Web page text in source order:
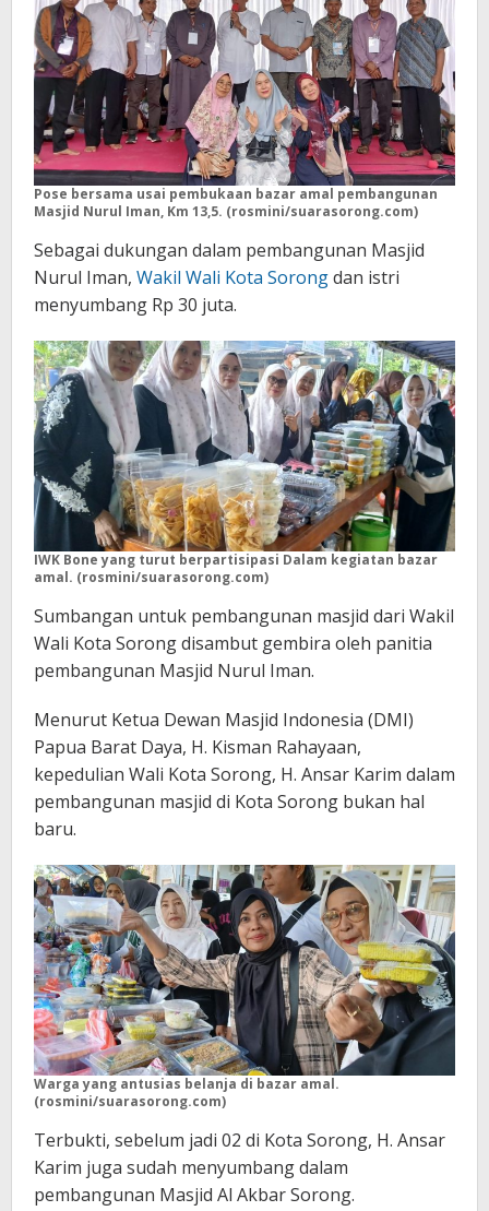
Pose bersama usai pembukaan bazar amal pembangunan
Masjid Nurul Iman, Km 13,5. (rosmini/suarasorong.com)
Sebagai dukungan dalam pembangunan Masjid
Nurul Iman, Wakil Wali Kota Sorongdan istri
menyumbang Rp 30 juta.
IWK Bone yang turut berpartisipasi Dalam kegiatan bazar
amal. (rosmini/suarasorong.com)
Sumbangan untuk pembangunan masjid dari Wakil
Wali Kota Sorong disambut gembira oleh panitia
pembangunan Masjid Nurul Iman.
Menurut Ketua Dewan Masjid Indonesia (DMI)
Papua Barat Daya, H. Kisman Rahayaan,
kepedulian Wali Kota Sorong, H. Ansar Karim dalam
pembangunan masjid di Kota Sorong bukan hal
baru.
Warga yang antusias belanja di bazar amal.
(rosmini/suarasorong.com)
Terbukti, sebelum jadi 02 di Kota Sorong, H. Ansar
Karim juga sudah menyumbang dalam
pembangunan Masjid Al Akbar Sorong.